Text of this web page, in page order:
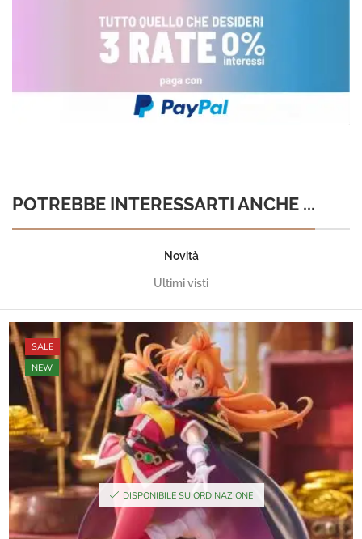
POTREBBE INTERESSARTI ANCHE ...
Novità
Ultimi visti
SALE
NEW
DISPONIBILE SU ORDINAZIONE